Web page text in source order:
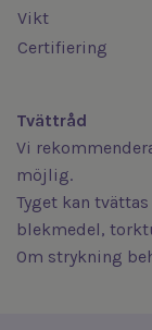
Vikt
Certifiering
Tvättråd
Vi
möjlig.
Tyget kan
blekmedel,
Om strykning